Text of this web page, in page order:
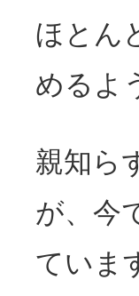
ほとん
めるよ
親知ら
が、今
ていま